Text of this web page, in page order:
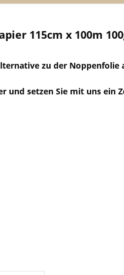
115cm x 100m
zu der Noppenfolie
und setzen Sie mit uns ein